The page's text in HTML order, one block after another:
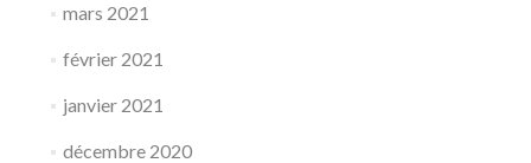
mars 2021
février 2021
janvier 2021
décembre 2020